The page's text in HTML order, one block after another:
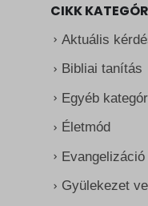
CIKK
Aktuális
Bibliai tanítás
Egyéb
Életmód
Evangelizáció
Gyülekezet